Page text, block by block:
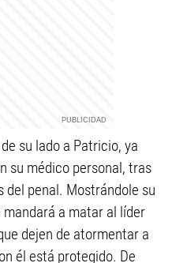
su lado a Patricio, ya
su médico personal, tras
del penal. Mostrándole su
a matar al líder
dejen de atormentar a
él está protegido. De